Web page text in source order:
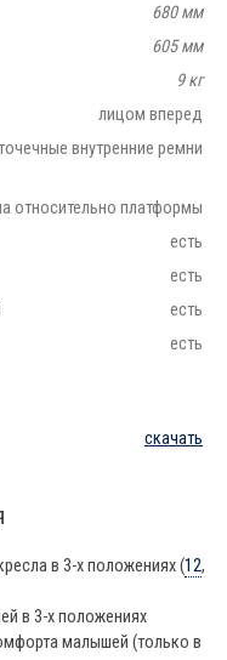
680 мм
605 мм
9 кг
лицом вперед
внутренние ремни
относительно платформы
есть
есть
есть
есть
скачать
в 3-х положениях (12,
в 3-х положениях
малышей (только в